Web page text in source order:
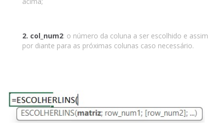
2. col_num2: o número da coluna a ser escolhido e assim
por diante para as próximas colunas caso necessário.